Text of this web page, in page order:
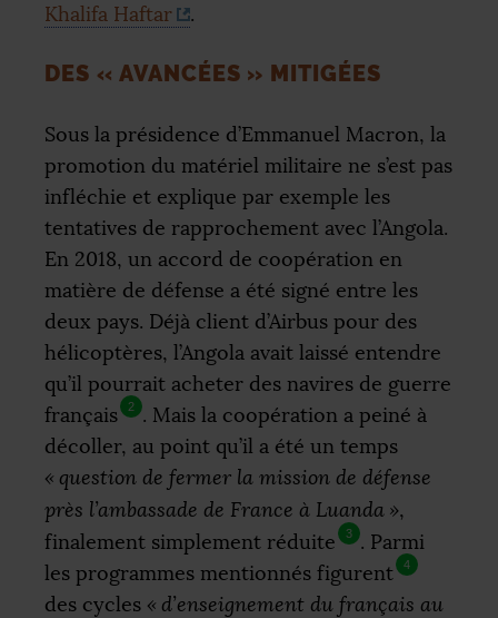
Khalifa Haftar
.
DES « AVANCÉES » MITIGÉES
Sous la présidence d’Emmanuel Macron, la
promotion du matériel militaire ne s’est pas
infléchie et explique par exemple les
tentatives de rapprochement avec l’Angola.
En 2018, un accord de coopération en
matière de défense a été signé entre les
deux pays. Déjà client d’Airbus pour des
hélicoptères, l’Angola avait laissé entendre
qu’il pourrait acheter des navires de guerre
français
2
. Mais la coopération a peiné à
décoller, au point qu’il a été un temps
« question de fermer la mission de défense
près l’ambassade de France à Luanda »,
finalement simplement réduite
3
. Parmi
les programmes mentionnés figurent
4
des cycles « d’enseignement du français au